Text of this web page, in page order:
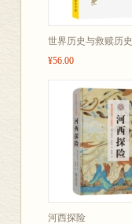
世界历史与救赎历史
¥56.00
河西探险